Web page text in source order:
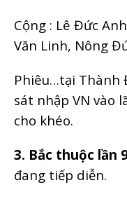
Cộng : Lê Đức
Văn Linh, Nông
Phiêu…tại Thành
sát nhập VN vào
cho khéo.
3. Bắc thuộc lần
đang tiếp diễn.